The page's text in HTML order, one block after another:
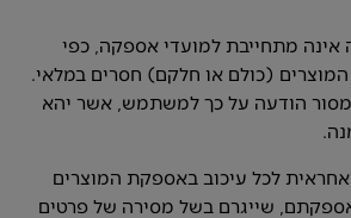
אינה מתחייבת למועדי אספקה, כפי
(כולם או חלקם) חסרים במלאי.
הודעה על כך למשתמש, אשר יהא
אחראית לכל עיכוב באספקת המוצרים
שייגרם בשל מסירה של פרטים